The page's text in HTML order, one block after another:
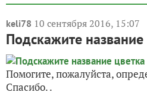
keli78 10 сентября 2016, 15:07
Подскажите название
Помогите, пожалуйста,
Спасибо. .